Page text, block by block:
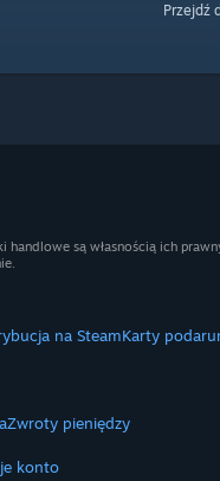
Przejdź
są własnością ich
na SteamKarty
Zwroty pieniędzy
konto